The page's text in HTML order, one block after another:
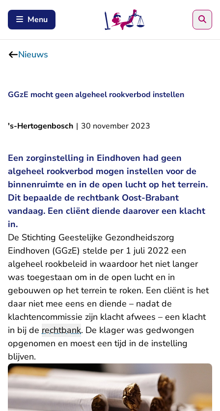
Menu
Nieuws
GGzE mocht geen algeheel rookverbod instellen
's-Hertogenbosch | 30 november 2023
Een zorginstelling in Eindhoven had geen
algeheel rookverbod mogen instellen voor de
binnenruimte en in de open lucht op het terrein.
Dit bepaalde de rechtbank Oost-Brabant
vandaag. Een cliënt diende daarover een klacht
in.
De Stichting Geestelijke Gezondheidszorg
Eindhoven (GGzE) stelde per 1 juli 2022 een
algeheel rookbeleid in waardoor het niet langer
was toegestaan om in de open lucht en in
gebouwen op het terrein te roken. Een cliënt is het
daar niet mee eens en diende – nadat de
klachtencommissie zijn klacht afwees – een klacht
in bij de rechtbank. De klager was gedwongen
opgenomen en moest een tijd in de instelling
blijven.